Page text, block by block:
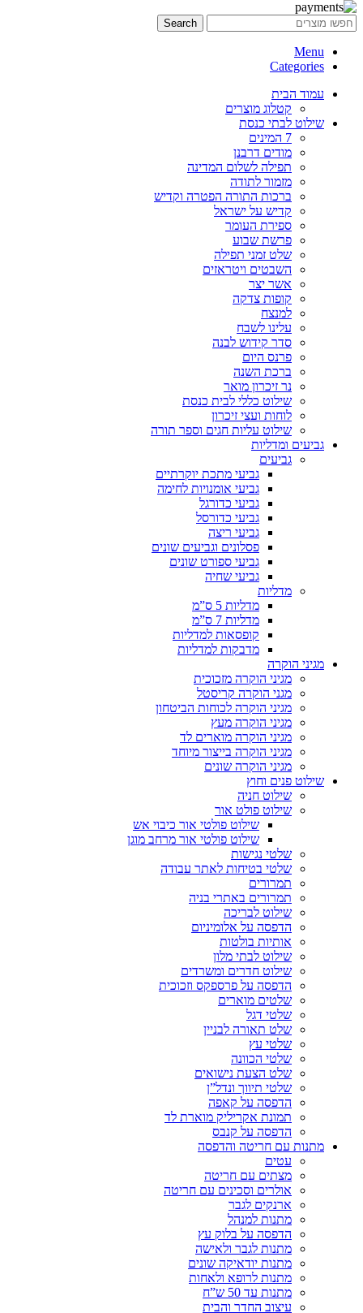
Search
Menu
Categories
עמוד הבית
קטלוג מוצרים
שילוט לבתי כנסת
7 המינים
מודים דרבנן
תפילה לשלום המדינה
מזמור לתודה
ברכות התורה הפטרה וקדיש
קדיש על ישראל
ספירת העומר
פרשת שבוע
שלט זמני תפילה
השבטים ויטראזים
אשר יצר
קופות צדקה
למנצח
עלינו לשבח
סדר קידוש לבנה
פרנס היום
ברכת השנה
נר זיכרון מואר
שילוט כללי לבית כנסת
לוחות ועצי זיכרון
שילוט עליות חגים וספר תורה
גביעים ומדליות
גביעים
גביעי מתכת יוקרתיים
גביעי אומנויות לחימה
גביעי כדורגל
גביעי כדורסל
גביעי ריצה
פסלונים וגביעים שונים
גביעי ספורט שונים
גביעי שחיה
מדליות
מדליות 5 ס”מ
מדליות 7 ס”מ
קופסאות למדליות
מדבקות למדליות
מגיני הוקרה
מגיני הוקרה מזכוכית
מגני הוקרה קריסטל
מגיני הוקרה לכוחות הביטחון
מגיני הוקרה מעץ
מגיני הוקרה מוארים לד
מגיני הוקרה בייצור מיוחד
מגיני הוקרה שונים
שילוט פנים וחוץ
שילוט חניה
שילוט פולט אור
שילוט פולטי אור כיבוי אש
שילוט פולטי אור מרחב מוגן
שלטי נגישות
שלטי בטיחות לאתר עבודה
תמרורים
תמרורים באתרי בניה
שילוט לבריכה
הדפסה על אלומיניום
אותיות בולטות
שילוט לבתי מלון
שילוט חדרים ומשרדים
הדפסה על פרספקס וזכוכית
שלטים מוארים
שלטי דגל
שלט תאורה לבניין
שלטי עץ
שלטי הכוונה
שלט הצעת נישואים
שלטי תיווך ונדל”ן
הדפסה על קאפה
תמונת אקריליק מוארת לד
הדפסה על קנבס
מתנות עם חריטה והדפסה
עטים
מצתים עם חריטה
אולרים וסכינים עם חריטה
ארנקים לגבר
מתנות למנהל
הדפסה על בלוק עץ
מתנות לגבר ולאישה
מתנות יודאיקה שונים
מתנות לרופא ולאחות
מתנות עד 50 ש”ח
עיצוב החדר והבית